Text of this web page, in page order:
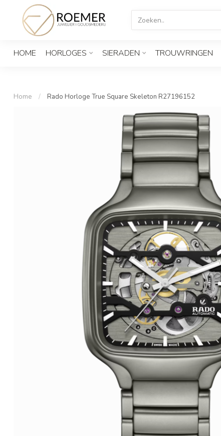
HOME HORLOGES SIERADEN TROUWRINGEN
Home / Rado Horloge True Square Skeleton R27196152